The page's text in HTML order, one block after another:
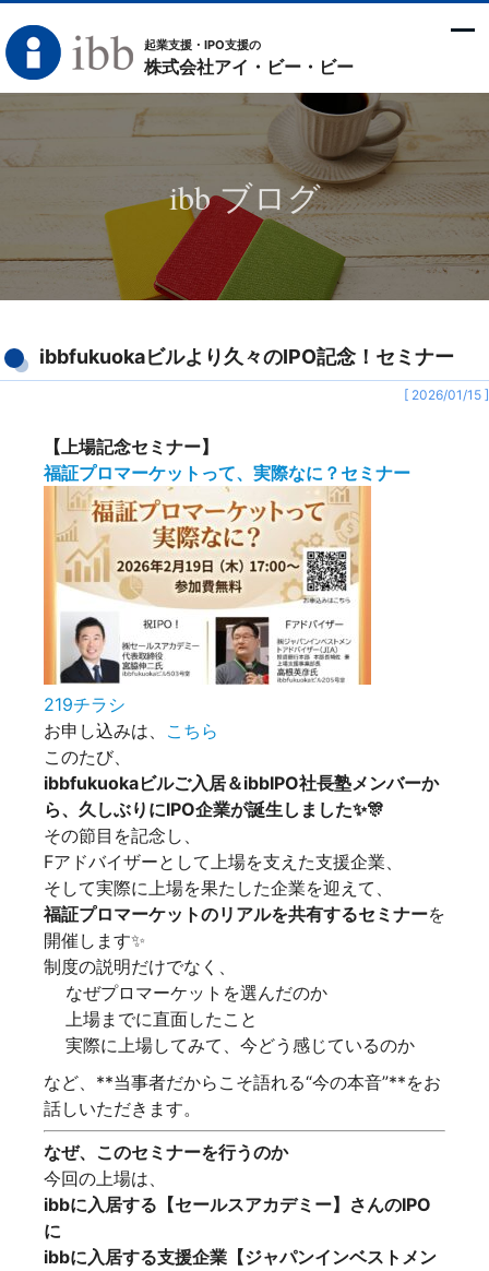
起業支援・IPO支援の
株式会社アイ・ビー・ビー
ibb ブログ
ibbfukuokaビルより久々のIPO記念！セミナー
[ 2026/01/15 ]
【上場記念セミナー】
福証プロマーケットって、実際なに？セミナー
219チラシ
お申し込みは、 こちら
このたび、
ibbfukuokaビルご入居＆ibbIPO社長塾メンバーか
ら、久しぶりにIPO企業が誕生しました✨🎊
その節目を記念し、
Fアドバイザーとして上場を支えた支援企業、
そして実際に上場を果たした企業を迎えて、
福証プロマーケットのリアルを共有するセミナーを
開催します✨
制度の説明だけでなく、
なぜプロマーケットを選んだのか
上場までに直面したこと
実際に上場してみて、今どう感じているのか
など、**当事者だからこそ語れる“今の本音”**をお
話しいただきます。
なぜ、このセミナーを行うのか
今回の上場は、
ibbに入居する【セールスアカデミー】さんのIPO
に
ibbに入居する支援企業【ジャパンインベストメン